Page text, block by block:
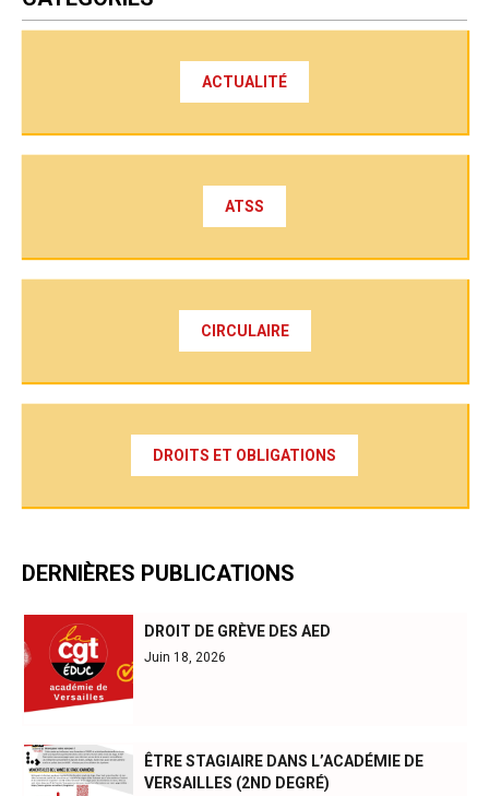
ACTUALITÉ
ATSS
CIRCULAIRE
DROITS ET OBLIGATIONS
DERNIÈRES PUBLICATIONS
DROIT DE GRÈVE DES AED
Juin 18, 2026
ÊTRE STAGIAIRE DANS L’ACADÉMIE DE
VERSAILLES (2ND DEGRÉ)